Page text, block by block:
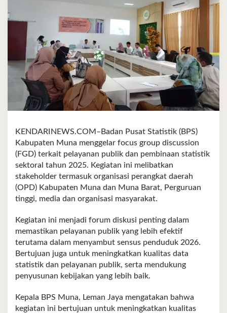
KENDARINEWS.COM–Badan Pusat Statistik (BPS)
Kabupaten Muna menggelar focus group discussion
(FGD) terkait pelayanan publik dan pembinaan statistik
sektoral tahun 2025. Kegiatan ini melibatkan
stakeholder termasuk organisasi perangkat daerah
(OPD) Kabupaten Muna dan Muna Barat, Perguruan
tinggi, media dan organisasi masyarakat.
Kegiatan ini menjadi forum diskusi penting dalam
memastikan pelayanan publik yang lebih efektif
terutama dalam menyambut sensus penduduk 2026.
Bertujuan juga untuk meningkatkan kualitas data
statistik dan pelayanan publik, serta mendukung
penyusunan kebijakan yang lebih baik.
Kepala BPS Muna, Leman Jaya mengatakan bahwa
kegiatan ini bertujuan untuk meningkatkan kualitas